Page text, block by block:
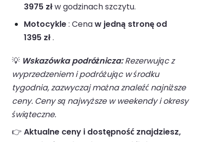
3975 złw godzinach szczytu.
Motocykle: Cenaw jedną stronę od
1395 zł.
💡 Wskazówka podróżnicza:Rezerwując z
wyprzedzeniem i podróżując w środku
tygodnia, zazwyczaj można znaleźć najniższe
ceny. Ceny są najwyższe w weekendy i okresy
świąteczne.
👉 Aktualne ceny i dostępność znajdziesz,